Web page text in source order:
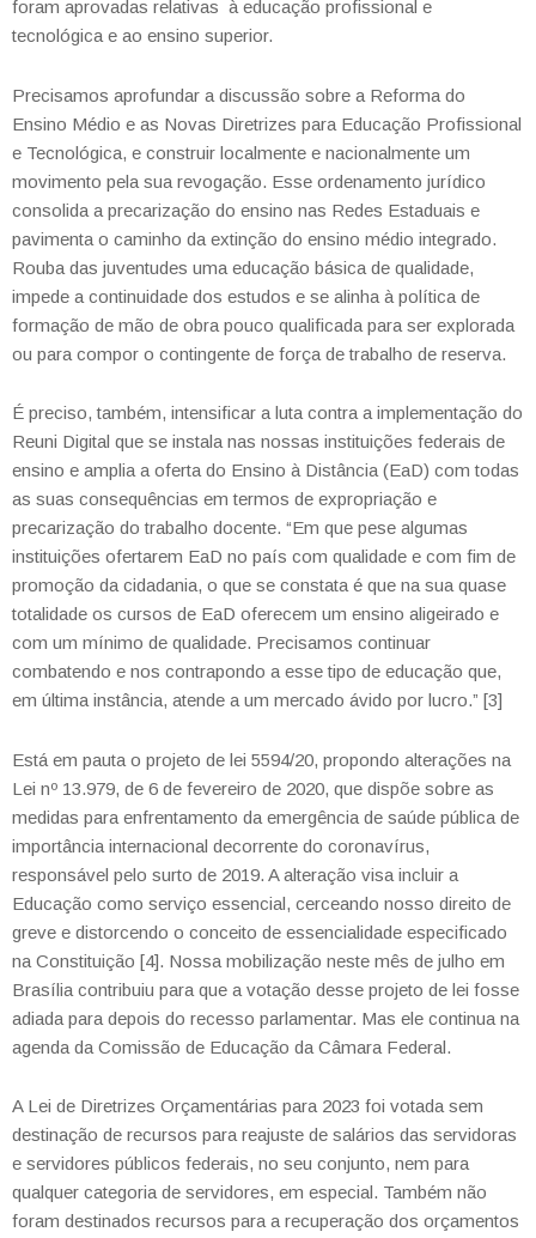
foram aprovadas relativas à educação profissional e
tecnológica e ao ensino superior.
Precisamos aprofundar a discussão sobre a Reforma do
Ensino Médio e as Novas Diretrizes para Educação Profissional
e Tecnológica, e construir localmente e nacionalmente um
movimento pela sua revogação. Esse ordenamento jurídico
consolida a precarização do ensino nas Redes Estaduais e
pavimenta o caminho da extinção do ensino médio integrado.
Rouba das juventudes uma educação básica de qualidade,
impede a continuidade dos estudos e se alinha à política de
formação de mão de obra pouco qualificada para ser explorada
ou para compor o contingente de força de trabalho de reserva.
É preciso, também, intensificar a luta contra a implementação do
Reuni Digital que se instala nas nossas instituições federais de
ensino e amplia a oferta do Ensino à Distância (EaD) com todas
as suas consequências em termos de expropriação e
precarização do trabalho docente. “Em que pese algumas
instituições ofertarem EaD no país com qualidade e com fim de
promoção da cidadania, o que se constata é que na sua quase
totalidade os cursos de EaD oferecem um ensino aligeirado e
com um mínimo de qualidade. Precisamos continuar
combatendo e nos contrapondo a esse tipo de educação que,
em última instância, atende a um mercado ávido por lucro.” [3]
Está em pauta o projeto de lei 5594/20, propondo alterações na
Lei nº 13.979, de 6 de fevereiro de 2020, que dispõe sobre as
medidas para enfrentamento da emergência de saúde pública de
importância internacional decorrente do coronavírus,
responsável pelo surto de 2019. A alteração visa incluir a
Educação como serviço essencial, cerceando nosso direito de
greve e distorcendo o conceito de essencialidade especificado
na Constituição [4]. Nossa mobilização neste mês de julho em
Brasília contribuiu para que a votação desse projeto de lei fosse
adiada para depois do recesso parlamentar. Mas ele continua na
agenda da Comissão de Educação da Câmara Federal.
A Lei de Diretrizes Orçamentárias para 2023 foi votada sem
destinação de recursos para reajuste de salários das servidoras
e servidores públicos federais, no seu conjunto, nem para
qualquer categoria de servidores, em especial. Também não
foram destinados recursos para a recuperação dos orçamentos